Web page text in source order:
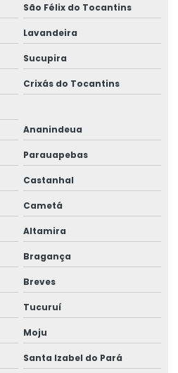
São Félix do Tocantins
Lavandeira
Sucupira
Crixás do Tocantins
Ananindeua
Parauapebas
Castanhal
Cametá
Altamira
Bragança
Breves
Tucuruí
Moju
Santa Izabel do Pará